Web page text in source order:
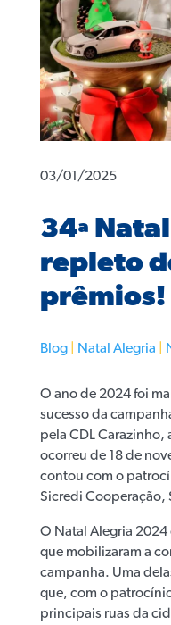
03/01/2025
34ª
repleto
prêmios!
Blog| Natal Alegria
O ano de 2024 foi
sucesso da
pela CDL Carazinho,
ocorreu de 18 de
contou com o
Sicredi Cooperação,
O Natal Alegria
que mobilizaram a
campanha. Uma
que, com o
principais ruas da